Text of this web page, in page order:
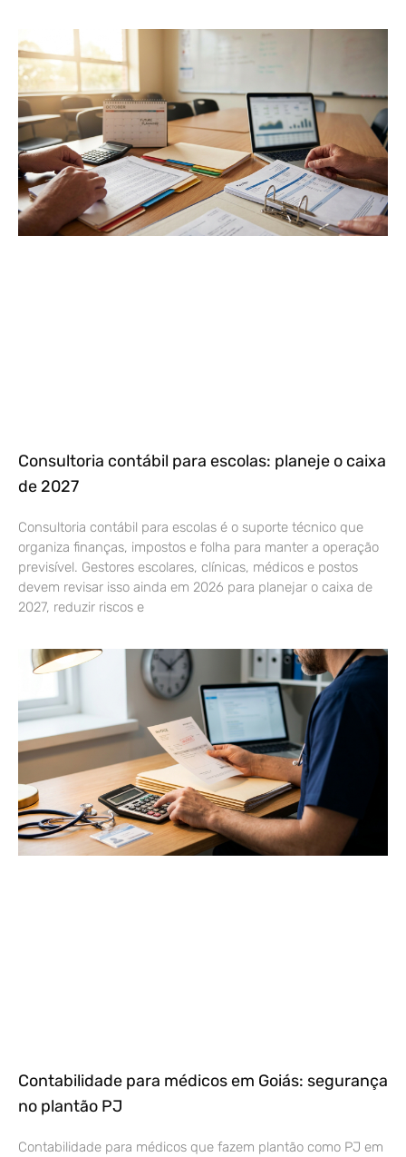
Consultoria contábil para escolas: planeje o caixa
de 2027
Consultoria contábil para escolas é o suporte técnico que
organiza finanças, impostos e folha para manter a operação
previsível. Gestores escolares, clínicas, médicos e postos
devem revisar isso ainda em 2026 para planejar o caixa de
2027, reduzir riscos e
Contabilidade para médicos em Goiás: segurança
no plantão PJ
Contabilidade para médicos que fazem plantão como PJ em